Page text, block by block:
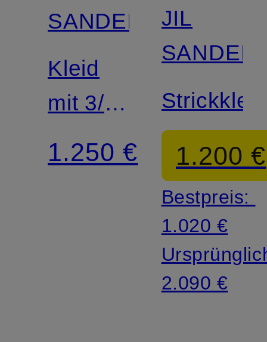
SANDER
Kleid
mit 3/4-
Arm
1.250 €
JIL
SANDER
1.200 €
Bestpreis:
1.020 €
2.090 €